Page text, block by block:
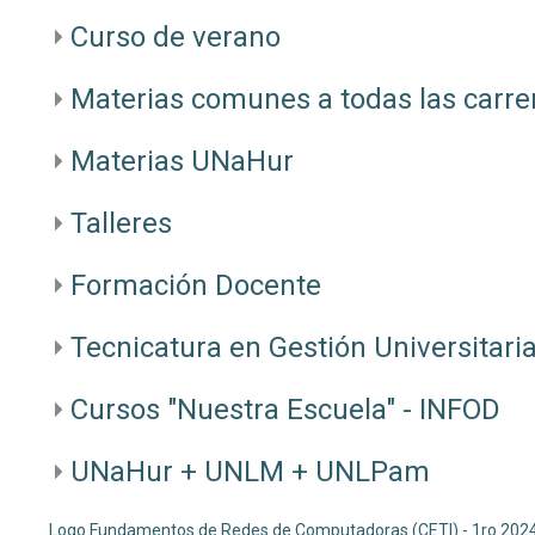
Curso de verano
Materias comunes a todas las
Materias UNaHur
Talleres
Formación Docente
Tecnicatura en Gestión Universitaria
Cursos "Nuestra Escuela" - INFOD
UNaHur + UNLM + UNLPam
Logo Fundamentos de Redes de Computadoras (CETI) - 1ro